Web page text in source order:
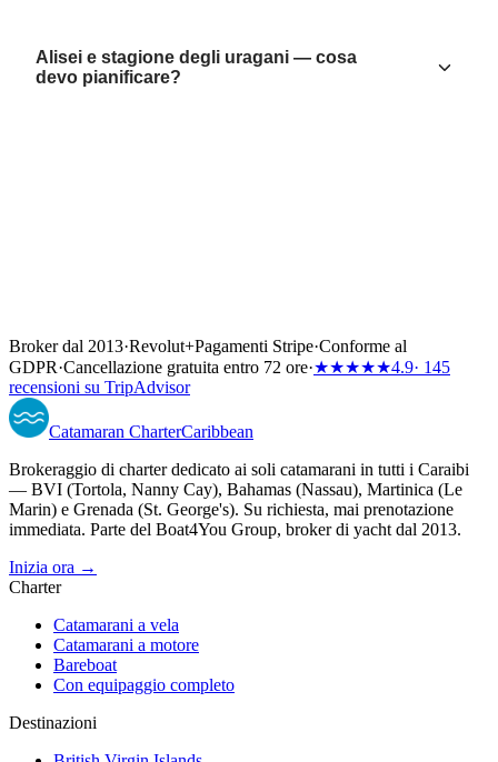
Alisei e stagione degli uragani — cosa
devo pianificare?
Broker dal 2013·Revolut+Pagamenti Stripe·Conforme al
GDPR·Cancellazione gratuita entro 72 ore·★★★★★4.9· 145
recensioni su TripAdvisor
Catamaran CharterCaribbean
Brokeraggio di charter dedicato ai soli catamarani in tutti i Caraibi
— BVI (Tortola, Nanny Cay), Bahamas (Nassau), Martinica (Le
Marin) e Grenada (St. George's). Su richiesta, mai prenotazione
immediata. Parte del Boat4You Group, broker di yacht dal 2013.
Inizia ora →
Charter
Catamarani a vela
Catamarani a motore
Bareboat
Con equipaggio completo
Destinazioni